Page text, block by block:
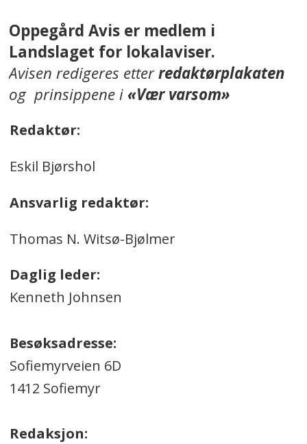
Oppegård Avis er medlem i
Landslaget for lokalaviser.
Avisen redigeres etterredaktørplakaten
og prinsippene i«Vær varsom»
Redaktør:
Eskil Bjørshol
Ansvarlig redaktør:
Thomas N. Witsø-Bjølmer
Daglig leder:
Kenneth Johnsen
Besøksadresse:
Sofiemyrveien 6D
1412 Sofiemyr
Redaksjon: